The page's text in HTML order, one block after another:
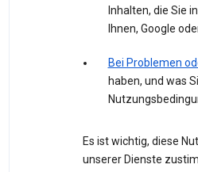
Inhalten, die Sie
Ihnen, Google
Bei Problemen
haben, und was
Es ist wichtig, diese
unserer Dienste